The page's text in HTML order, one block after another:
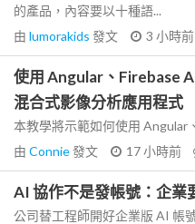
的產品，內容要以十種語...
由 lumorakids 發文 3 小時前
使用 Angular、Firebase
混合式影像分析應用程式
本教學將示範如何使用 Angular
由 Connie發文 17 小時前
AI 協作不是發帳號：企業
公司替工程師開好企業版 AI 帳